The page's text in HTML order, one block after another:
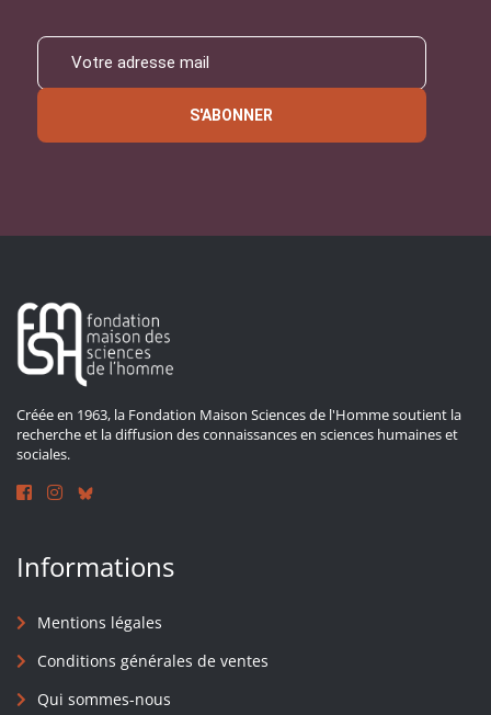
S'ABONNER
Créée en 1963, la Fondation Maison Sciences de l'Homme soutient la
recherche et la diffusion des connaissances en sciences humaines et
sociales.
Informations
Mentions légales
Conditions générales de ventes
Qui sommes-nous